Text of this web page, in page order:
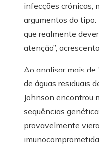
infecções crónicas,
argumentos do tipo:
que realmente
atenção”,
Ao analisar mais
de águas residuais
Johnson encontrou
sequências
provavelmente